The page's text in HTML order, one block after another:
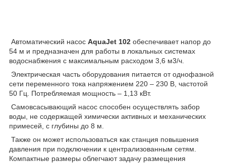
Автоматический насос AquaJet 102 обеспечивает напор до
54 м и предназначен для работы в локальных системах
водоснабжения с максимальным расходом 3,6 м3/ч.
Электрическая часть оборудования питается от однофазной
сети переменного тока напряжением 220 – 230 В, частотой
50 Гц. Потребляемая мощность – 1,13 кВт.
Самовсасывающий насос способен осуществлять забор
воды, не содержащей химически активных и механических
примесей, с глубины до 8 м.
Также он может использоваться как станция повышения
давления при подключении к централизованным сетям.
Компактные размеры облегчают задачу размещения